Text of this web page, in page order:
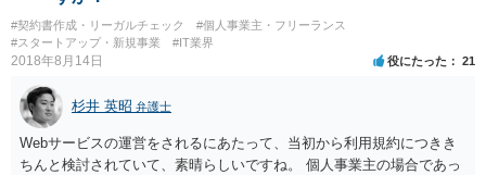
#契約書作成・リーガルチェック
#個人事業主・フリーランス
#スタートアップ・新規事業
#IT業界
2018年8月14日 役にたった 21
杉井 英昭 弁護士
Webサービスの運営をされるにあたって、当初から利用規約につきき
ちんと検討されていて、素晴らしいですね。 個人事業主の場合であっ